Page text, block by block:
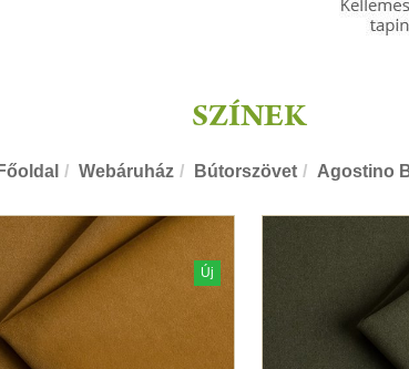
SZÍNEK
Webáruház Bútorszövet Agostino
Új